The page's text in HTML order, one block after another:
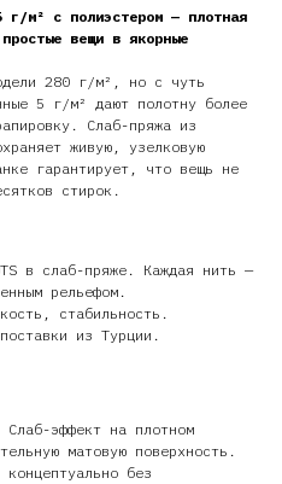
г/м² с полиэстером — плотная
вещи в якорные
280 г/м², но с чуть
5 г/м² дают полотну более
Слаб-пряжа из
живую, узелковую
гарантирует, что вещь не
стирок.
в слаб-пряже. Каждая нить —
рельефом.
стабильность.
из Турции.
Слаб-эффект на плотном
матовую поверхность.
без